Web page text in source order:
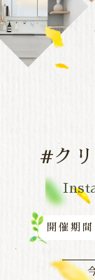
#ク
開催期間